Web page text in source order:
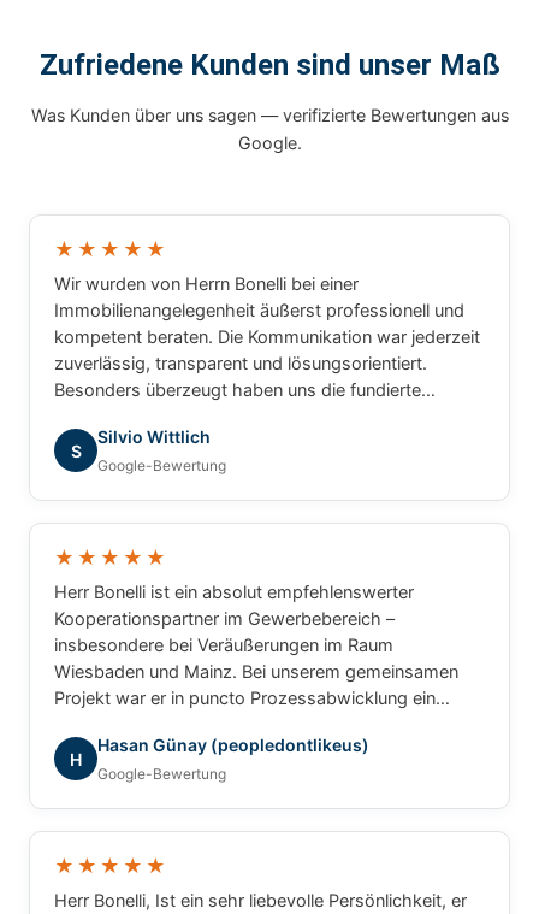
Zufriedene Kunden sind unser Maß
Was Kunden über uns sagen — verifizierte Bewertungen aus
Google.
★★★★★
Wir wurden von Herrn Bonelli bei einer
Immobilienangelegenheit äußerst professionell und
kompetent beraten. Die Kommunikation war jederzeit
zuverlässig, transparent und lösungsorientiert.
Besonders überzeugt haben uns die fundierte
Anliegen und das sehr gute Verständnis für die
besonderen Anforderungen. Wir haben uns während
des gesamten Prozesses bestens betreut gefühlt
und können Herrn Bonelli uneingeschränkt
weiterempfehlen. Vielen Dank für die hervorragende
S
Silvio Wittlich
Google-Bewertung
★★★★★
Herr Bonelli ist ein absolut empfehlenswerter
Kooperationspartner im Gewerbebereich –
insbesondere bei Veräußerungen im Raum
Wiesbaden und Mainz. Bei unserem gemeinsamen
Projekt war er in puncto Prozessabwicklung ein
ergebnisorientiert. Für gewerbliche Transaktionen
würde ich jederzeit wieder mit ihm
zusammenarbeiten.
H
Hasan Günay (peopledontlikeus)
Google-Bewertung
★★★★★
Herr Bonelli, Ist ein sehr liebevolle Persönlichkeit, er